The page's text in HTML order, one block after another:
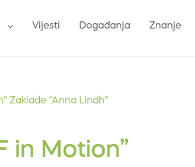
Vijesti Događanja Znanje
Zaklade “Anna Lindh”
in Motion”